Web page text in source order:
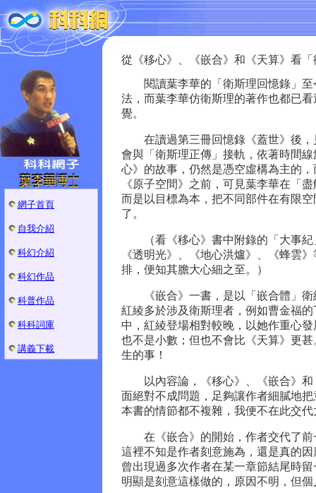
網子首頁
自我介紹
科幻介紹
科幻作品
科普作品
科科詞庫
講義下載
從《移心》、《嵌合》和《天算》看
閱讀葉李華的「衛斯理回憶錄」至
法，而葉李華仿衛斯理的著作也都已
覺。
在讀過第三冊回憶錄《蓋世》後，
會與「衛斯理正傳」接軌，依著時間
心》的故事，仍然是憑空虛構為主的
《原子空間》之前，可見葉李華在「
而是以目標為本，把不同部件在有限
了。
（看《移心》書中附錄的「大事紀
《透明光》、《地心洪爐》、《蜂雲
排，便知其膽大心細之至。）
《嵌合》一書，是以「嵌合體」衛
紅綾多於涉及衛斯理者，例如曹金福
中，紅綾登場相對較晚，以她作重心
也不是小數；但也不會比《天算》更
生的事！
以內容論，《移心》、《嵌合》和
面絕對不成問題，足夠讓作者細膩地
本書的情節都不複雜，我便不在此交
在《嵌合》的開始，作者交代了前
這裡不知是作者刻意施為，還是真的
曾出現過多次作者在某一章節結尾時
明顯是刻意這樣做的，原因不明，但